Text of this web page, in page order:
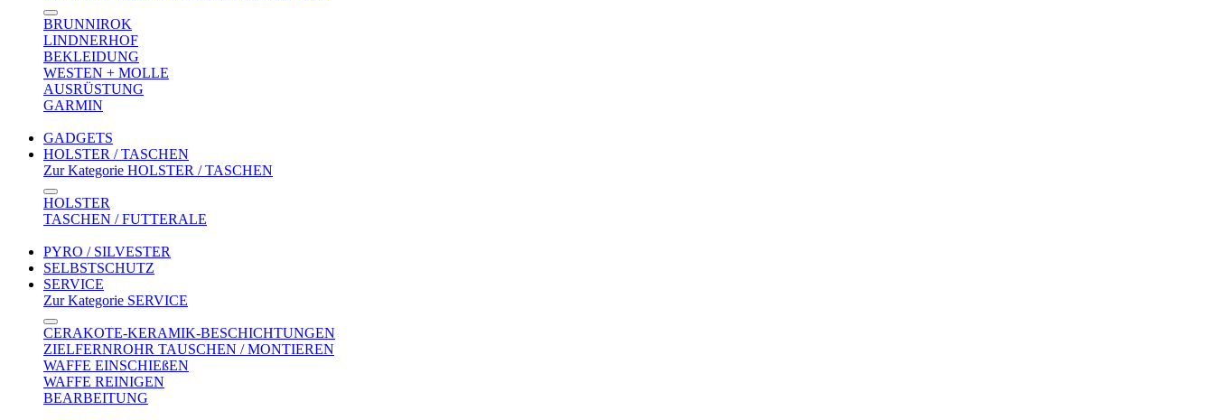
BRUNNIROK
LINDNERHOF
BEKLEIDUNG
WESTEN + MOLLE
AUSRÜSTUNG
GARMIN
GADGETS
HOLSTER / TASCHEN
Zur Kategorie HOLSTER / TASCHEN
HOLSTER
TASCHEN / FUTTERALE
PYRO / SILVESTER
SELBSTSCHUTZ
SERVICE
Zur Kategorie SERVICE
CERAKOTE-KERAMIK-BESCHICHTUNGEN
ZIELFERNROHR TAUSCHEN / MONTIEREN
WAFFE EINSCHIEßEN
WAFFE REINIGEN
BEARBEITUNG